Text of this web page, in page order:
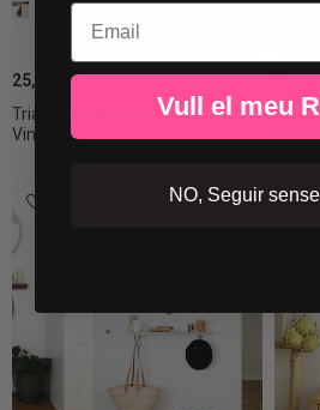
Tria idioma! Somia en gran -
Vinils...
25,50 €
12,50
Email
Vull el meu
NO, Seguir